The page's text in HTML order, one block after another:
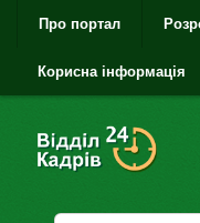
Про портал
Корисна інформація